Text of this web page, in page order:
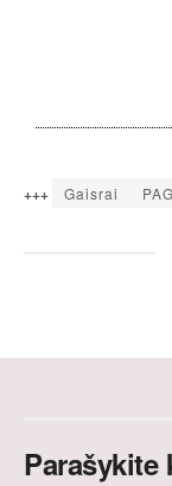
+++ Gaisrai
Parašykite